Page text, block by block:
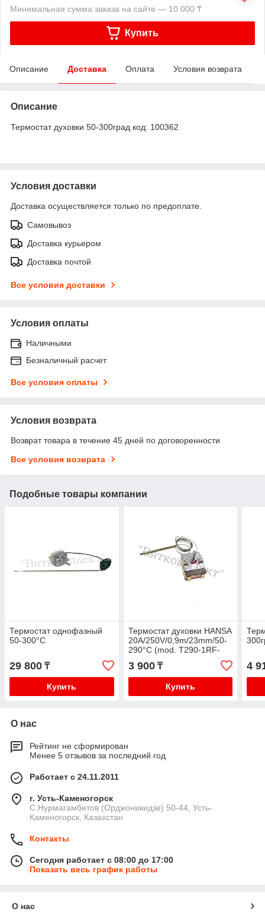
Минимальная сумма заказа на сайте — 10 000 ₸
Купить
Описание Доставка Оплата Условия возврата
Описание
Термостат духовки 50-300град код: 100362
Условия доставки
Доставка осуществляется только по предоплате.
Самовывоз
Доставка курьером
Доставка почтой
Все условия доставки
Условия оплаты
Наличными
Безналичный расчет
Все условия оплаты
Условия возврата
Возврат товара в течение 45 дней по договоренности
Все условия возврата
Подобные товары компании
Термостат однофазный
50-300°C
29 800 ₸
Купить
Термостат духовки HANSA
20A/250V/0,9m/23mm/50-
290°С (mod. T290-1RF-
3 900₸
Купить
4
О нас
Рейтинг не сформирован
Менее 5 отзывов за последний год
Работает с 24.11.2011
г. Усть-Каменогорск
С.Нурмагамбетов (Орджоникидзе) 50-44, Усть-
Каменогорск, Казахстан
Контакты
Сегодня работает с 08:00 до 17:00
Показать весь график работы
О нас